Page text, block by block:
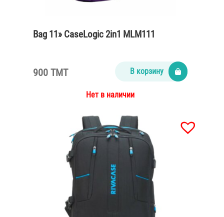
Bag 11» CaseLogic 2in1 MLM111
900 TMT В корзину
Нет в наличии